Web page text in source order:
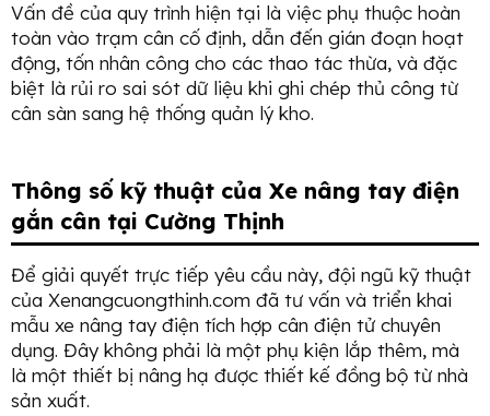
Vấn đề của quy trình hiện tại là việc phụ thuộc hoàn
toàn vào trạm cân cố định, dẫn đến gián đoạn hoạt
động, tốn nhân công cho các thao tác thừa, và đặc
biệt là rủi ro sai sót dữ liệu khi ghi chép thủ công từ
cân sàn sang hệ thống quản lý kho.
Thông số kỹ thuật của Xe nâng tay điện
gắn cân tại Cường Thịnh
Để giải quyết trực tiếp yêu cầu này, đội ngũ kỹ thuật
của Xenangcuongthinh.com đã tư vấn và triển khai
mẫu xe nâng tay điện tích hợp cân điện tử chuyên
dụng. Đây không phải là một phụ kiện lắp thêm, mà
là một thiết bị nâng hạ được thiết kế đồng bộ từ nhà
sản xuất.